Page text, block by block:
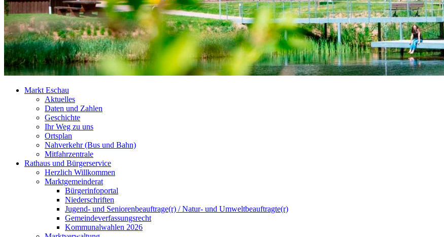
Markt Eschau
Aktuelles
Daten und Zahlen
Geschichte
Ihr Weg zu uns
Ortsplan
Nahverkehr (Bus und Bahn)
Mitfahrzentrale
Rathaus und Bürgerservice
Herzlich Willkommen
Marktgemeinderat
Bürgerinfoportal
Niederschriften
Jugend- und Seniorenbeauftrage(r) / Natur- und Umweltbeauftragte(r)
Gemeindeverfassungsrecht
Kommunalwahlen 2026